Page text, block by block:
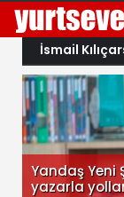
İsmail
Yandaş Yeni
yazarla